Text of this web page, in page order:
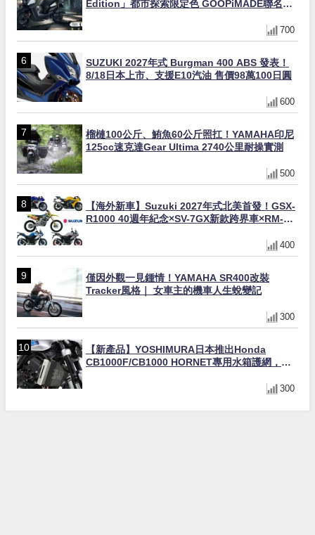
Edition」都市探索限定色 GOOPiMADE聯名包
700
SUZUKI 2027年式 Burgman 400 ABS 發表！
8/18日本上市、支援E10汽油 售價98萬100日圓
600
榴槤100公斤、鮪魚60公斤照扛！YAMAHA印尼
125cc速克達Gear Ultima 2740公里耐操實測
500
【海外新車】Suzuki 2027年式北美首發！GSX-
R1000 40週年紀念×SV-7GX新款跨界車×RM-
400
僅因外觀一見鍾情！YAMAHA SR400改裝
Tracker風格｜ 女車主的機車人生蛻變記
300
【新產品】YOSHIMURA日本推出Honda
CB1000F/CB1000 HORNET專用水箱護網，六
300